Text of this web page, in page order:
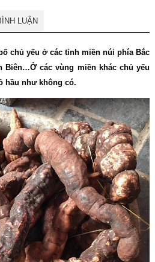
LUẬN
chủ yếu ở các tỉnh miền núi phía Bắc
Biên…Ở các vùng miền khác chủ yếu
hầu như không có.